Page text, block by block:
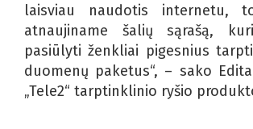
laisviau naudotis internetu,
atnaujiname šalių sąrašą,
pasiūlyti ženkliai pigesnius
duomenų paketus“, – sako
„Tele2“ tarptinklinio ryšio